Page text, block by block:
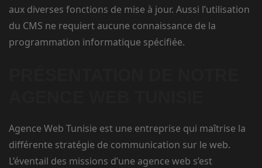
aux diverses fonctions de mise à jour. Aussi l’utilisation
du CMS ne requiert aucune connaissance de la
programmation informatique spécifiée.
Agence Web Tunisie est une entreprise qui maîtrise la
différente stratégie de communication sur le web.
L’éventail des missions d’une agence web s’est